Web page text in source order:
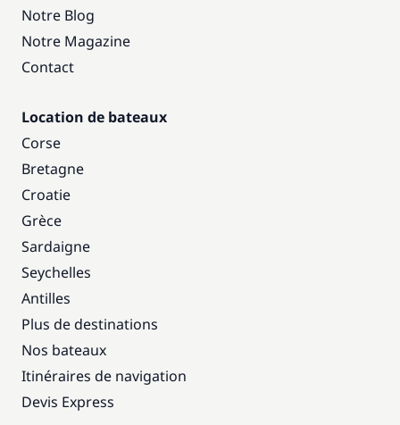
Notre Blog
Notre Magazine
Contact
Location de bateaux
Corse
Bretagne
Croatie
Grèce
Sardaigne
Seychelles
Antilles
Plus de destinations
Nos bateaux
Itinéraires de navigation
Devis Express